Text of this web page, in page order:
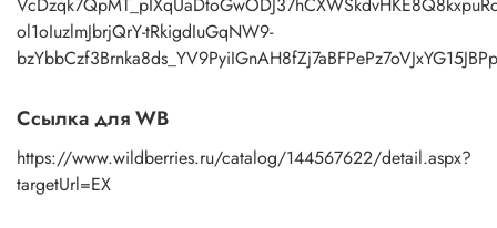
ol1oIuzlmJbrjQrY-tRkigdIuGqNW9-
Ссылка для WB
https://www.wildberries.ru/catalog/144567622/detail.aspx?
targetUrl=EX